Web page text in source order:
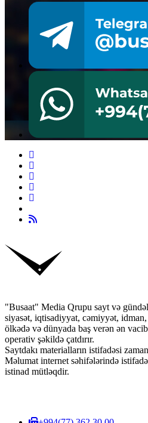
"Busaat" Media Qrupu sayt və
siyasət, iqtisadiyyat, cəmiyyət,
ölkədə və dünyada baş verən ən
operativ şəkildə çatdırır.
Saytdakı materialların istifadəsi
Məlumat internet səhifələrində
istinad mütləqdir.